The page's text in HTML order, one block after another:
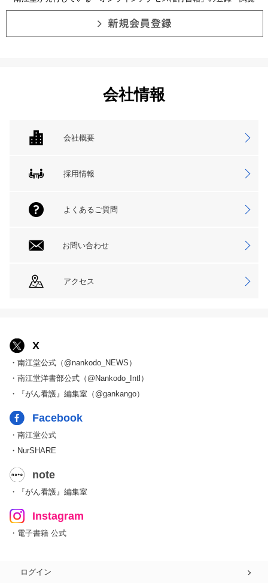
会社情報
会社概要
採用情報
よくあるご質問
お問い合わせ
アクセス
X
・南江堂公式（@nankodo_NEWS）
・南江堂洋書部公式（@Nankodo_Intl）
・『がん看護』編集室（@gankango）
Facebook
・南江堂公式
・NurSHARE
note
・『がん看護』編集室
Instagram
・電子書籍 公式
ログイン